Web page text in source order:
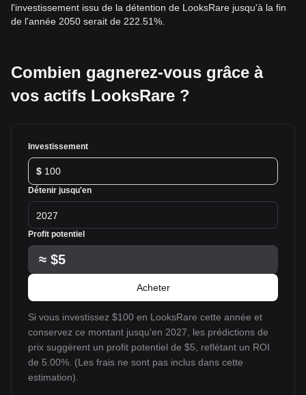
l'investissement issu de la détention de LooksRare jusqu'à la fin
de l'année 2050 serait de 222.51%.
Combien gagnerez-vous grâce à
vos actifs LooksRare ?
Investissement
$
Détenir jusqu'en
2027
Profit potentiel
≈ $5
Acheter
Si vous investissez $100 en LooksRare cette année et
conservez ce montant jusqu'en 2027, les prédictions de
prix suggèrent un profit potentiel de $5, reflétant un ROI
de 5.00%. (Les frais ne sont pas inclus dans cette
estimation).